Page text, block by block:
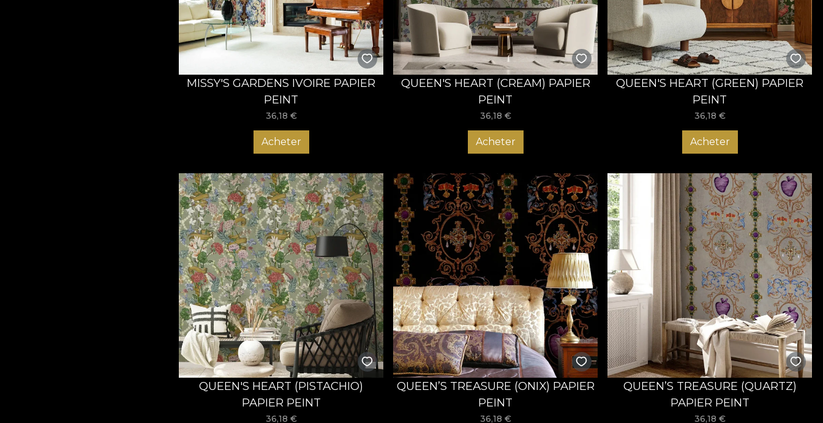
MISSY'S GARDENS IVOIRE PAPIER
PEINT
36,18 €
Acheter
QUEEN'S HEART (CREAM) PAPIER
PEINT
36,18 €
Acheter
QUEEN'S HEART (GREEN) PAPIER
PEINT
36,18 €
Acheter
QUEEN'S HEART (PISTACHIO)
PAPIER PEINT
36,18 €
QUEEN’S TREASURE (ONIX) PAPIER
PEINT
36,18 €
QUEEN’S TREASURE (QUARTZ)
PAPIER PEINT
36,18 €